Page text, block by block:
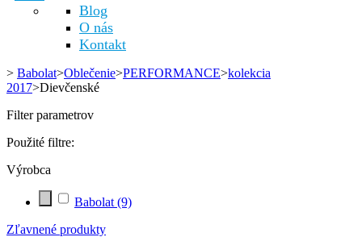
Blog
O nás
Kontakt
> Babolat>Oblečenie>PERFORMANCE>kolekcia
2017>Dievčenské
Filter parametrov
Použité filtre:
Výrobca
Babolat (9)
Zľavnené produkty